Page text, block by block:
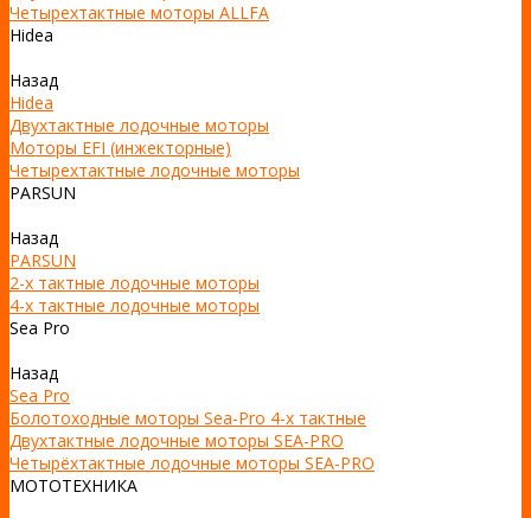
Четырехтактные моторы ALLFA
Hidea
Назад
Hidea
Двухтактные лодочные моторы
Моторы EFI (инжекторные)
Четырехтактные лодочные моторы
PARSUN
Назад
PARSUN
2-х тактные лодочные моторы
4-х тактные лодочные моторы
Sea Pro
Назад
Sea Pro
Болотоходные моторы Sea-Pro 4-х тактные
Двухтактные лодочные моторы SEA-PRO
Четырёхтактные лодочные моторы SEA-PRO
МОТОТЕХНИКА